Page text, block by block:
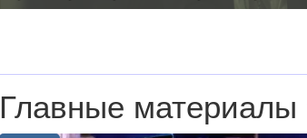
Главные материалы